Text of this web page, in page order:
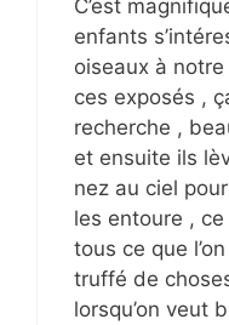
C’est
enfants
oiseaux à notre
ces exposés ,
recherche ,
et ensuite ils
nez au ciel
les entoure ,
tous ce que
truffé de
lorsqu’on veut